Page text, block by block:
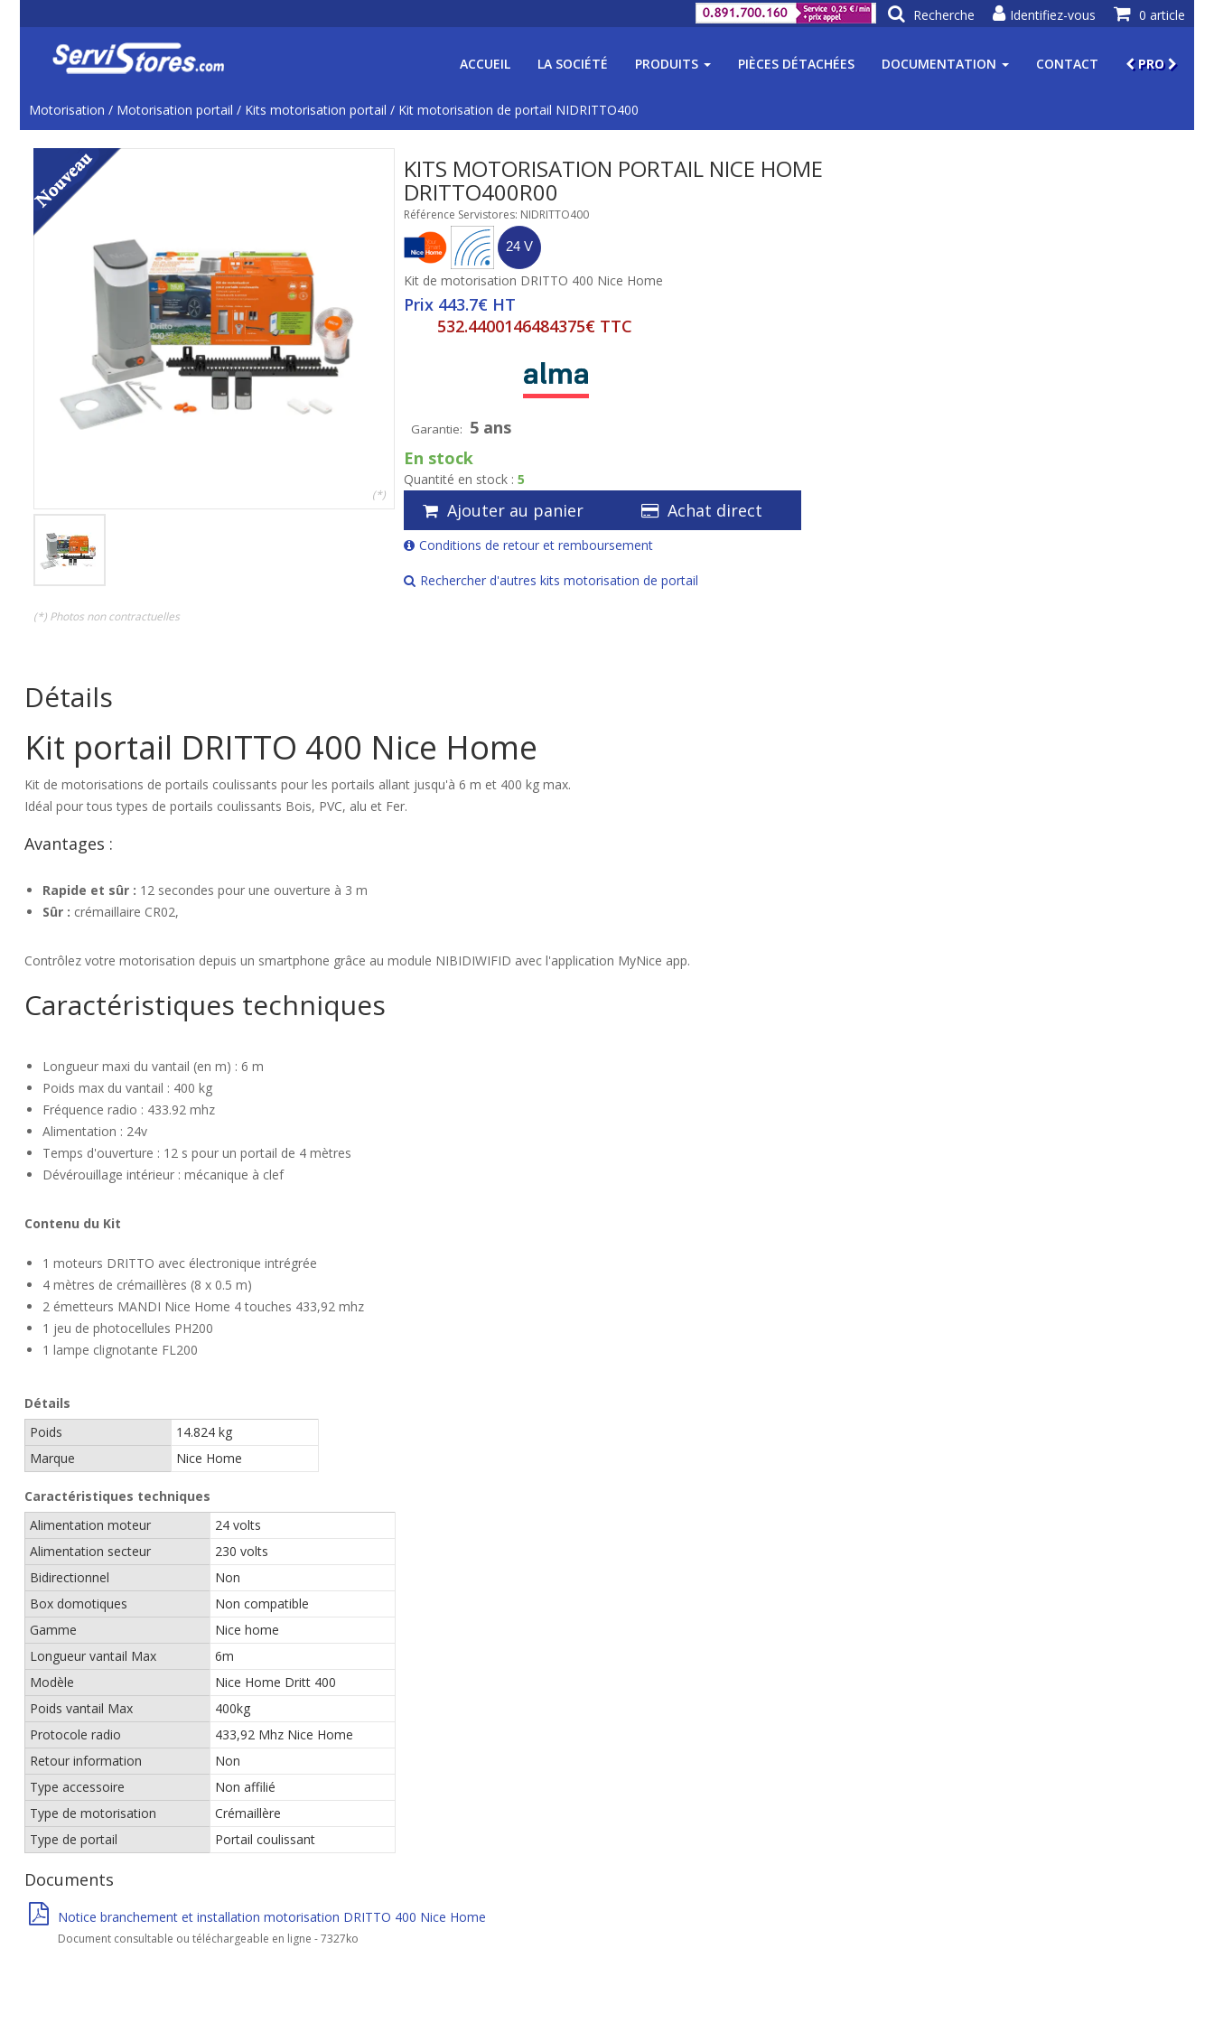
ACCUEIL LA SOCIÉTÉ PRODUITS PIÈCES DÉTACHÉES DOCUMENTATION CONTACT PRO
Motorisation / Motorisation portail / Kits motorisation portail / Kit motorisation de portail NIDRITTO400
(*)
(*) Photos non contractuelles
KITS MOTORISATION PORTAIL NICE HOME
DRITTO400R00
Référence Servistores: NIDRITTO400
Kit de motorisation DRITTO 400 Nice Home
Prix 443.7€ HT
532.4400146484375€ TTC
Garantie: 5 ans
En stock
Quantité en stock : 5
Ajouter au panier Achat direct
Conditions de retour et remboursement
Rechercher d'autres kits motorisation de portail
Détails
Kit portail DRITTO 400 Nice Home
Kit de motorisations de portails coulissants pour les portails allant jusqu'à 6 m et 400 kg max.
Idéal pour tous types de portails coulissants Bois, PVC, alu et Fer.
Avantages :
Rapide et sûr : 12 secondes pour une ouverture à 3 m
Sûr : crémaillaire CR02,
Contrôlez votre motorisation depuis un smartphone grâce au module NIBIDIWIFID avec l'application MyNice app.
Caractéristiques techniques
Longueur maxi du vantail (en m) : 6 m
Poids max du vantail : 400 kg
Fréquence radio : 433.92 mhz
Alimentation : 24v
Temps d'ouverture : 12 s pour un portail de 4 mètres
Dévérouillage intérieur : mécanique à clef
Contenu du Kit
1 moteurs DRITTO avec électronique intrégrée
4 mètres de crémaillères (8 x 0.5 m)
2 émetteurs MANDI Nice Home 4 touches 433,92 mhz
1 jeu de photocellules PH200
1 lampe clignotante FL200
Détails
Poids
14.824 kg
Marque
Nice Home
Caractéristiques techniques
Alimentation moteur
24 volts
Alimentation secteur
230 volts
Bidirectionnel
Non
Box domotiques
Non compatible
Gamme
Nice home
Longueur vantail Max
6m
Modèle
Nice Home Dritt 400
Poids vantail Max
400kg
Protocole radio
433,92 Mhz Nice Home
Retour information
Non
Type accessoire
Non affilié
Type de motorisation
Crémaillère
Type de portail
Portail coulissant
Documents
Notice branchement et installation motorisation DRITTO 400 Nice Home
Document consultable ou téléchargeable en ligne - 7327ko
0 article
Identifiez-vous
Recherche